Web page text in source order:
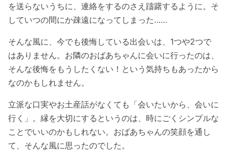
を送らないうちに、連絡をするのさえ躊躇するように。そ
していつの間にか疎遠になってしまった……
そんな風に、今でも後悔している出会いは、1つや2つで
はありません。お隣のおばあちゃんに会いに行ったのは、
そんな後悔をもうしたくない！という気持ちもあったから
なのかもしれません。
立派な口実やお土産話がなくても「会いたいから、会いに
行く」。縁を大切にするというのは、時にごくシンプルな
ことでいいのかもしれない。おばあちゃんの笑顔を通し
て、そんな風に思ったのでした。